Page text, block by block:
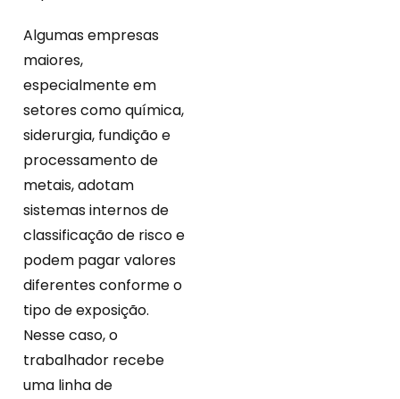
Algumas empresas
maiores,
especialmente em
setores como química,
siderurgia, fundição e
processamento de
metais, adotam
sistemas internos de
classificação de risco e
podem pagar valores
diferentes conforme o
tipo de exposição.
Nesse caso, o
trabalhador recebe
uma linha de